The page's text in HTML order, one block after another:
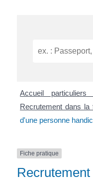
Accueil particuliers
Recrutement dans la
d'une personne
Fiche pratique